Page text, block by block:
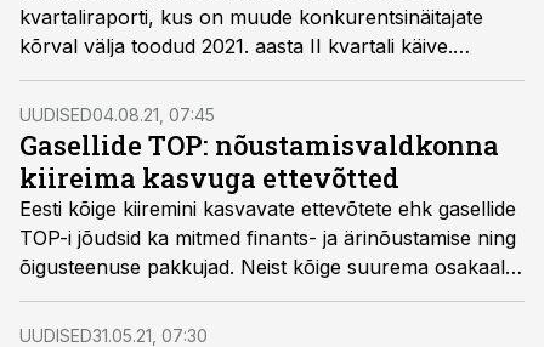
kvartaliraporti, kus on muude konkurentsinäitajate
kõrval välja toodud 2021. aasta II kvartali käive.
Taaskord selgub, et kolm suuremat advokaadibürood
jätavad konkurendid nii käibe kui töötajate arvu
poolest kaugele seljataha.
UUDISED04.08.21, 07:45
Gasellide TOP: nõustamisvaldkonna
kiireima kasvuga ettevõtted
Eesti kõige kiiremini kasvavate ettevõtete ehk gasellide
TOP-i jõudsid ka mitmed finants- ja ärinõustamise ning
õigusteenuse pakkujad. Neist kõige suurema osakaalu
said ärinõustamise valdkonna ettevõtted, kelle hulka
kuulub rohkelt investeeringuid haldavaid ettevõtteid.
UUDISED31.05.21, 07:30